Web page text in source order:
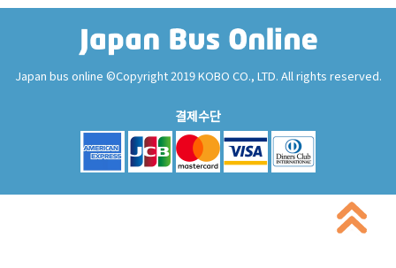
Japan bus online ©Copyright 2019 KOBO CO., LTD. All rights reserved.
결제수단